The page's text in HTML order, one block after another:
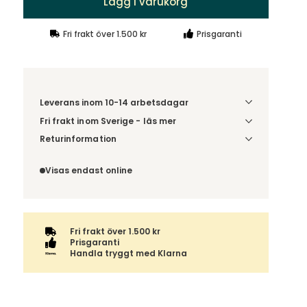
Fri frakt över 1.500 kr Prisgaranti
Leverans inom 10-14 arbetsdagar
Fri frakt inom Sverige - läs mer
Denna vara skickas till din port/tomtgräns. Innan
andra produkter skickas hela ordern tillsammans.
Returinformation
emot din order, enligt
Visas endast online
Fri frakt över 1.500 kr
Prisgaranti
Handla tryggt med Klarna